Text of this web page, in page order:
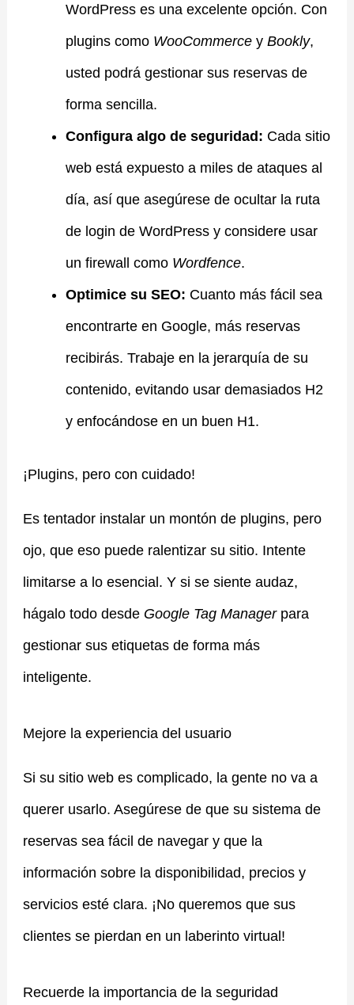
WordPress es una excelente opción. Con
plugins como WooCommercey Bookly,
usted podrá gestionar sus reservas de
forma sencilla.
Configura algo de seguridad: Cada sitio
web está expuesto a miles de ataques al
día, así que asegúrese de ocultar la ruta
de login de WordPress y considere usar
un firewall como Wordfence.
Optimice su SEO: Cuanto más fácil sea
encontrarte en Google, más reservas
recibirás. Trabaje en la jerarquía de su
contenido, evitando usar demasiados H2
y enfocándose en un buen H1.
¡Plugins, pero con cuidado!
Es tentador instalar un montón de plugins, pero
ojo, que eso puede ralentizar su sitio. Intente
limitarse a lo esencial. Y si se siente audaz,
hágalo todo desde Google Tag Managerpara
gestionar sus etiquetas de forma más
inteligente.
Mejore la experiencia del usuario
Si su sitio web es complicado, la gente no va a
querer usarlo. Asegúrese de que su sistema de
reservas sea fácil de navegar y que la
información sobre la disponibilidad, precios y
servicios esté clara. ¡No queremos que sus
clientes se pierdan en un laberinto virtual!
Recuerde la importancia de la seguridad